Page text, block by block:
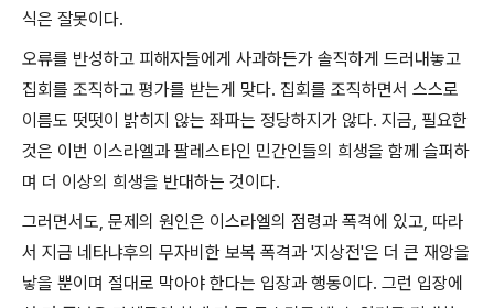
식은 잘못이다.
오류를 반성하고 피해자들에게 사과하든가 솔직하게 드러내놓고
집회를 조직하고 평가를 받는게 맞다. 집회를 조직하면서 스스로
이름도 떳떳이 밝히지 않는 좌파는 정당하지가 않다. 지금, 필요한
것은 이번 이스라엘과 팔레스타인 민간인들의 희생을 함께 슬퍼하
며 더 이상의 희생을 반대하는 것이다.
그러면서도, 문제의 원인은 이스라엘의 점령과 폭격에 있고, 따라
서 지금 네타냐후의 무자비한 보복 폭격과 '지상전'은 더 큰 재앙을
낳을 뿐이며 절대로 막아야 한다는 입장과 행동이다. 그런 입장에